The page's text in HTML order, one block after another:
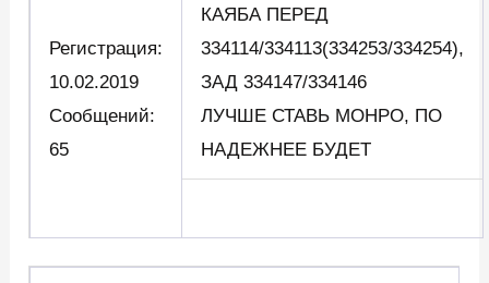
Регистрация:
10.02.2019
Сообщений:
65
КАЯБА ПЕРЕД
334114/334113(334253/334254),
ЗАД 334147/334146
ЛУЧШЕ СТАВЬ МОНРО, ПО
НАДЕЖНЕЕ БУДЕТ